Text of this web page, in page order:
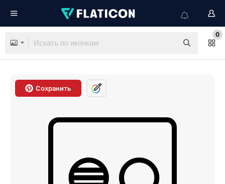
0
Сохранить